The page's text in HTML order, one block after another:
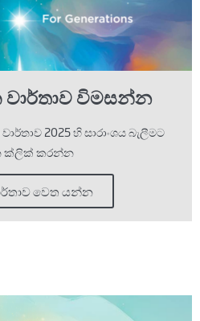
වාර්තාව විමසන්න
2025 හි සාරාංශය බැලීමට
ක්ලික් කරන්න
වෙත යන්න